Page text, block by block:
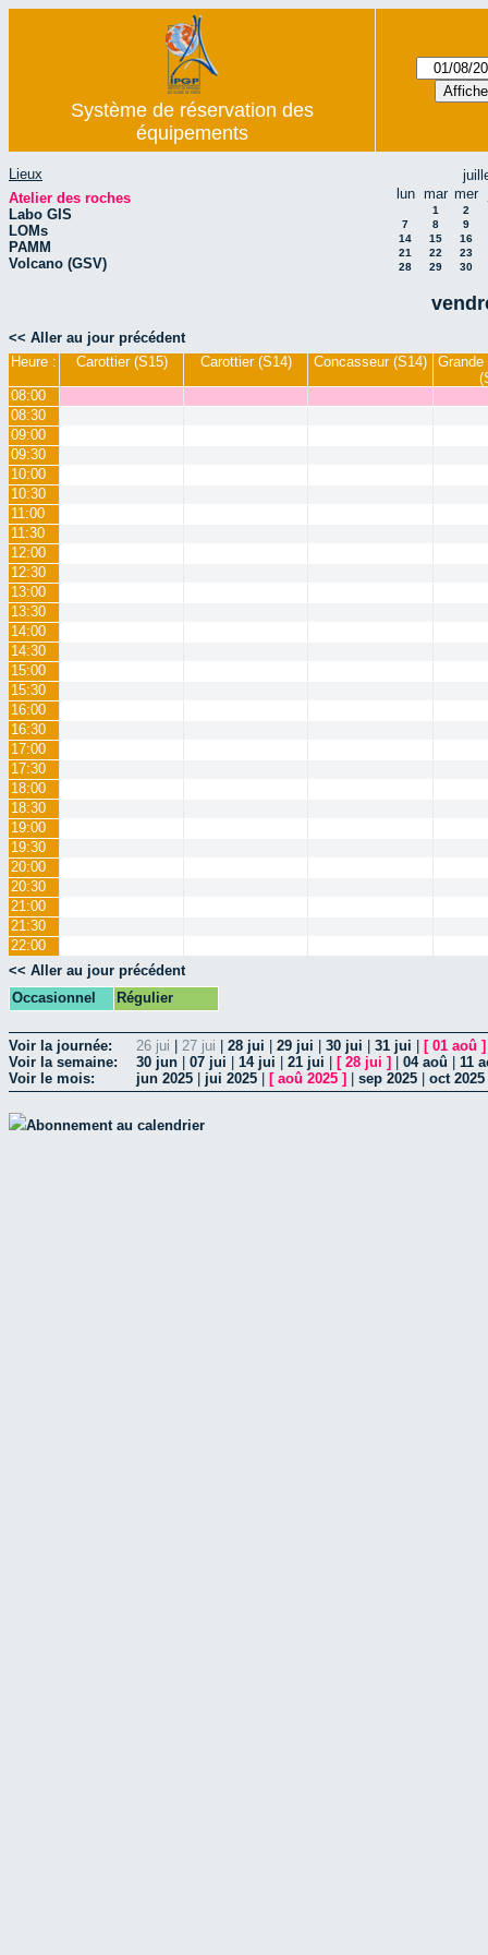
Système de réservation des
équipements
Lieux
Atelier des roches
Labo GIS
LOMs
PAMM
Volcano (GSV)
lun mar mer
1
2
7
8
9
14
15
16
21
22
23
28
29 30
<< Aller au jour précédent
Heure :
Carottier (S15) Carottier (S14) Concasseur (S14)
08:00
08:30
09:00
09:30
10:00
10:30
11:00
11:30
12:00
12:30
13:00
13:30
14:00
14:30
15:00
15:30
16:00
16:30
17:00
17:30
18:00
18:30
19:00
19:30
20:00
20:30
21:00
21:30
22:00
<< Aller au jour précédent
Occasionnel
Régulier
Voir la journée: 26 jui 27 jui 28 jui 29 jui 30 jui 31 jui [ 01 aoû ]
Voir la semaine:
30 jun 07 jui 14 jui 21 jui [ 28 jui ] 04 aoû
11
Voir le mois:
jun 2025 jui 2025 [ aoû 2025 ] sep 2025 oct 2025
Abonnement au calendrier